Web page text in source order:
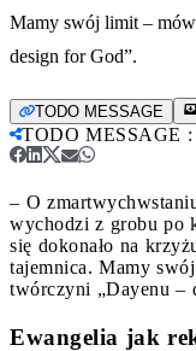
Mamy swój limit –
design for God”.
TODO MESSAGE
TODO MESSAGE :
– O
wychodzi z grobu po
się dokonało na
tajemnica. Mamy
twórczyni „Dayenu –
Ewangelia jak